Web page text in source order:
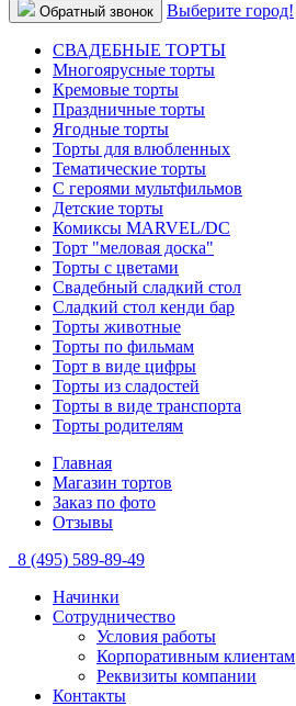
Обратный звонок Выберите город!
СВАДЕБНЫЕ ТОРТЫ
Многоярусные торты
Кремовые торты
Праздничные торты
Ягодные торты
Торты для влюбленных
Тематические торты
С героями мультфильмов
Детские торты
Комиксы MARVEL/DC
Торт "меловая доска"
Торты с цветами
Свадебный сладкий стол
Сладкий стол кенди бар
Торты животные
Торты по фильмам
Торт в виде цифры
Торты из сладостей
Торты в виде транспорта
Торты родителям
Главная
Магазин тортов
Заказ по фото
Отзывы
8 (495) 589-89-49
Начинки
Сотрудничество
Условия работы
Корпоративным клиентам
Реквизиты компании
Контакты